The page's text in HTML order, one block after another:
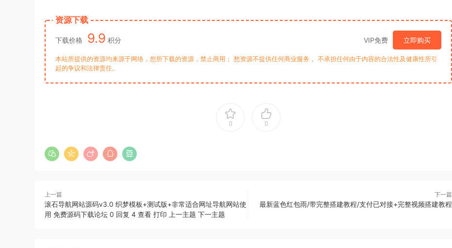
资源下载
下载价格 9.9 积分 VIP免费 立即购买
本站所提供的资源均来源于网络，您所下载的资源，禁止商用； 愁资源不提供任何商业服务， 不承担任何由于内容的合法性及健康性所引
起的争议和法律责任。
0 0
上一篇
滚石导航网站源码v3.0 织梦模板+测试版+非常适合网址导航网站使
用 免费源码下载论坛 0 回复 4 查看 打印 上一主题 下一主题
下一篇
最新蓝色红包雨/带完整搭建教程/支付已对接+完整视频搭建教程